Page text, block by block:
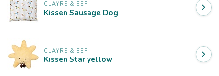
CLAYRE & EEF
Kissen Sausage Dog
CLAYRE & EEF
Kissen Star yellow